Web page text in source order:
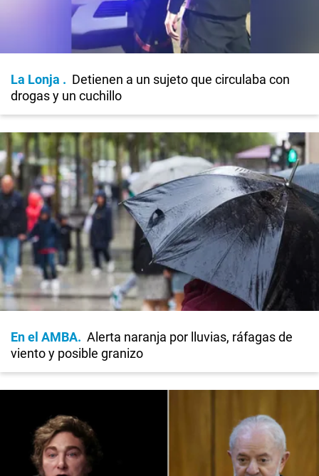
La Lonja
Detienen a un sujeto que circulaba con
drogas y un cuchillo
En el AMBA
Alerta naranja por lluvias, ráfagas de
viento y posible granizo